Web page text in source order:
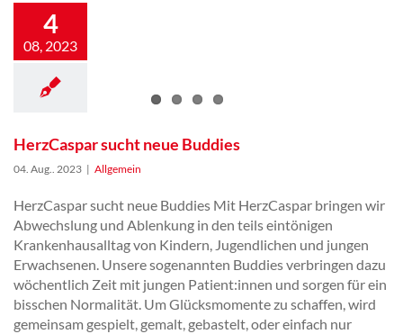
4
08, 2023
HerzCaspar sucht neue Buddies
04. Aug.. 2023 | Allgemein
HerzCaspar sucht neue Buddies Mit HerzCaspar bringen wir
Abwechslung und Ablenkung in den teils eintönigen
Krankenhausalltag von Kindern, Jugendlichen und jungen
Erwachsenen. Unsere sogenannten Buddies verbringen dazu
wöchentlich Zeit mit jungen Patient:innen und sorgen für ein
bisschen Normalität. Um Glücksmomente zu schaffen, wird
gemeinsam gespielt, gemalt, gebastelt, oder einfach nur